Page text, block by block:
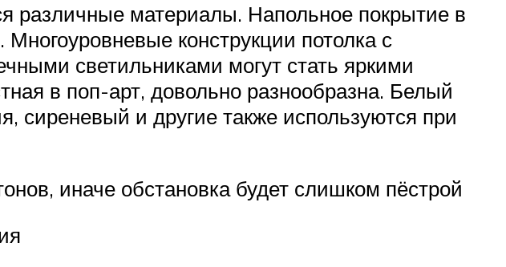
различные материалы. Напольное покрытие в
конструкции потолка с
светильниками могут стать яркими
в поп-арт, довольно разнообразна. Белый
сиреневый и другие также используются при
иначе обстановка будет слишком пёстрой